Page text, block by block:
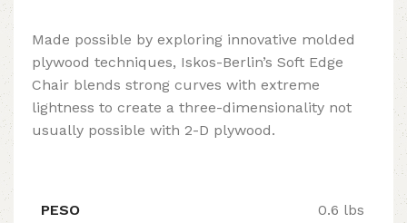
Made possible by exploring innovative molded
plywood techniques, Iskos-Berlin’s Soft Edge
Chair blends strong curves with extreme
lightness to create a three-dimensionality not
usually possible with 2-D plywood.
PESO 0.6 lbs